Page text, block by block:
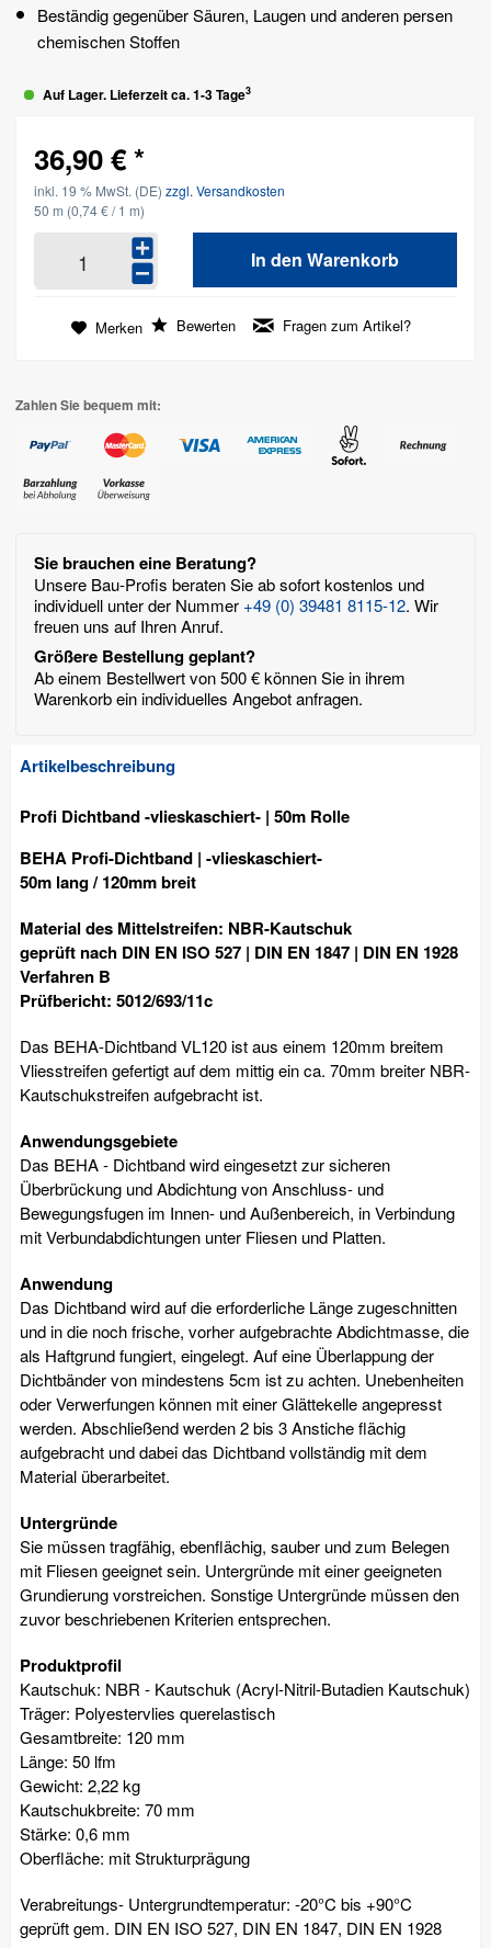
Beständig gegenüber Säuren, Laugen und anderen persen
chemischen Stoffen
Auf Lager. Lieferzeit ca. 1-3 Tage3
36,90 € *
inkl. 19 % MwSt. (DE) zzgl. Versandkosten
50 m (0,74 € / 1 m)
In den Warenkorb
Merken Bewerten Fragen zum Artikel?
Zahlen Sie bequem mit:
Sie brauchen eine Beratung?
Unsere Bau-Profis beraten Sie ab sofort kostenlos und
individuell unter der Nummer +49 (0) 39481 8115-12. Wir
freuen uns auf Ihren Anruf.
Größere Bestellung geplant?
Ab einem Bestellwert von 500 € können Sie in ihrem
Warenkorb ein individuelles Angebot anfragen.
Artikelbeschreibung
Profi Dichtband -vlieskaschiert- | 50m Rolle
BEHA Profi-Dichtband | -vlieskaschiert-
50m lang / 120mm breit
Material des Mittelstreifen: NBR-Kautschuk
geprüft nach DIN EN ISO 527 | DIN EN 1847 | DIN EN 1928
Verfahren B
Prüfbericht: 5012/693/11c
Das BEHA-Dichtband VL120 ist aus einem 120mm breitem
Vliesstreifen gefertigt auf dem mittig ein ca. 70mm breiter NBR-
Kautschukstreifen aufgebracht ist.
Anwendungsgebiete
Das BEHA - Dichtband wird eingesetzt zur sicheren
Überbrückung und Abdichtung von Anschluss- und
Bewegungsfugen im Innen- und Außenbereich, in Verbindung
mit Verbundabdichtungen unter Fliesen und Platten.
Anwendung
Das Dichtband wird auf die erforderliche Länge zugeschnitten
und in die noch frische, vorher aufgebrachte Abdichtmasse, die
als Haftgrund fungiert, eingelegt. Auf eine Überlappung der
Dichtbänder von mindestens 5cm ist zu achten. Unebenheiten
oder Verwerfungen können mit einer Glättekelle angepresst
werden. Abschließend werden 2 bis 3 Anstiche flächig
aufgebracht und dabei das Dichtband vollständig mit dem
Material überarbeitet.
Untergründe
Sie müssen tragfähig, ebenflächig, sauber und zum Belegen
mit Fliesen geeignet sein. Untergründe mit einer geeigneten
Grundierung vorstreichen. Sonstige Untergründe müssen den
zuvor beschriebenen Kriterien entsprechen.
Produktprofil
Kautschuk: NBR - Kautschuk (Acryl-Nitril-Butadien Kautschuk)
Träger: Polyestervlies querelastisch
Gesamtbreite: 120 mm
Länge: 50 lfm
Gewicht: 2,22 kg
Kautschukbreite: 70 mm
Stärke: 0,6 mm
Oberfläche: mit Strukturprägung
Verabreitungs- Untergrundtemperatur: -20°C bis +90°C
geprüft gem. DIN EN ISO 527, DIN EN 1847, DIN EN 1928